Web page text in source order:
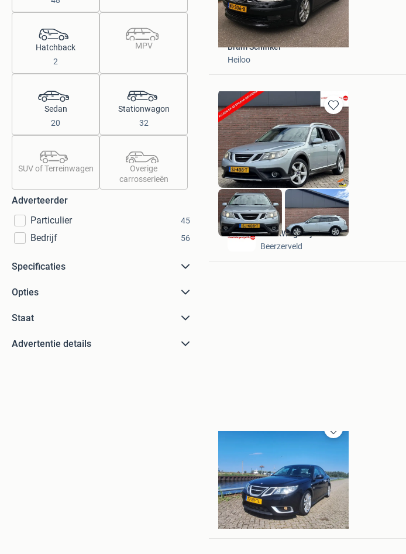
Hatchback
2
MPV
Sedan
20
Stationwagon
32
SUV of Terreinwagen
Overige
carrosserieën
Adverteerder
Particulier
45
Bedrijf 56
Specificaties
Opties
Staat
Advertentie details
Bram Schinkel
Heiloo
Bewaren
in
Mijn
Favorieten
UniekWagentje
Beerzerveld
Bewaren
Favorieten
Westland
Huizen